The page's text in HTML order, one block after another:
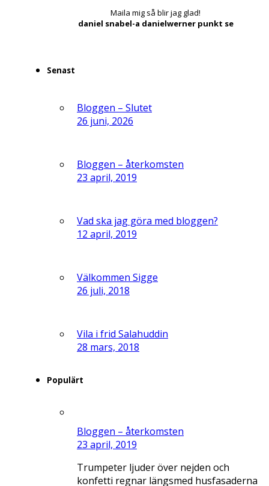
Maila mig så blir jag glad!
daniel snabel-a danielwerner punkt se
Senast
Bloggen – Slutet
26 juni, 2026
Bloggen – återkomsten
23 april, 2019
Vad ska jag göra med bloggen?
12 april, 2019
Välkommen Sigge
26 juli, 2018
Vila i frid Salahuddin
28 mars, 2018
Populärt
Bloggen – återkomsten
23 april, 2019
Trumpeter ljuder över nejden och
konfetti regnar längsmed husfasaderna